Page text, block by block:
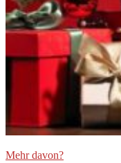
Mehr davon?